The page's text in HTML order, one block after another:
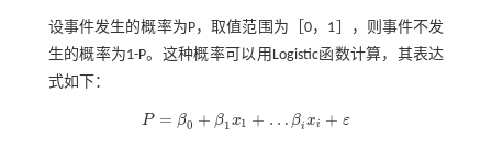
设事件发生的概率为P，取值范围为［0，1］，则事件不发
生的概率为1-P。这种概率可以用Logistic函数计算，其表达
式如下：
P = β0 + β1 x1 + … βi xi + ε
P= β0 +β1 x1+…βixi +ε